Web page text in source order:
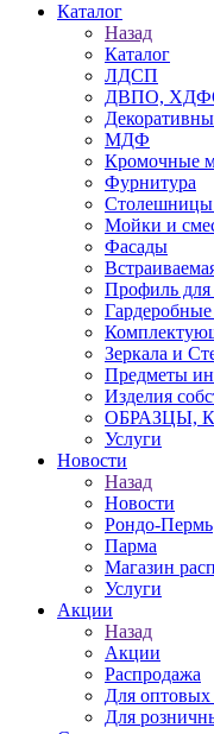
Каталог
Назад
Каталог
ЛДСП
ДВПО,
МДФ
Кромочные
Фурнитура
Мойки и
Фасады
Профиль
Зеркала и
Предметы
Изделия
ОБРАЗЦЫ,
Услуги
Новости
Назад
Новости
Рондо-Пермь
Парма
Магазин
Услуги
Акции
Назад
Акции
Распродажа
Для оптовых
Для